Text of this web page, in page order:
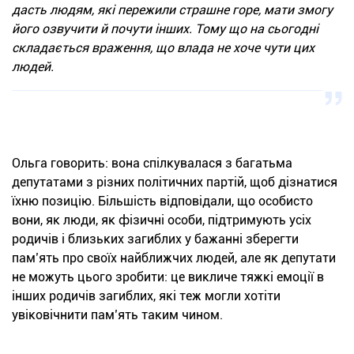
дасть людям, які пережили страшне горе, мати змогу
його озвучити й почути інших. Тому що на сьогодні
складається враження, що влада не хоче чути цих
людей.
Ольга говорить: вона спілкувалася з багатьма
депутатами з різних політичних партій, щоб дізнатися
їхню позицію. Більшість відповідали, що особисто
вони, як люди, як фізичні особи, підтримують усіх
родичів і близьких загиблих у бажанні зберегти
пам’ять про своїх найближчих людей, але як депутати
не можуть цього зробити: це викличе тяжкі емоції в
інших родичів загиблих, які теж могли хотіти
увіковічнити пам’ять таким чином.